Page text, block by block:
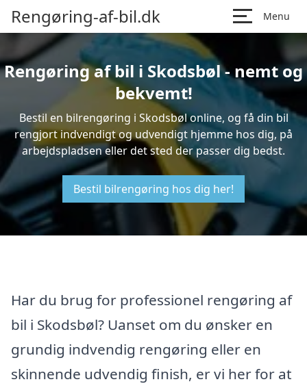
Rengøring-af-bil.dk Menu
Rengøring af bil i Skodsbøl - nemt og
bekvemt!
Bestil en bilrengøring i Skodsbøl online, og få din bil
rengjort indvendigt og udvendigt hjemme hos dig, på
arbejdspladsen eller det sted der passer dig bedst.
Bestil bilrengøring hos dig her!
Har du brug for professionel rengøring af
bil i Skodsbøl? Uanset om du ønsker en
grundig indvendig rengøring eller en
skinnende udvendig finish, er vi her for at